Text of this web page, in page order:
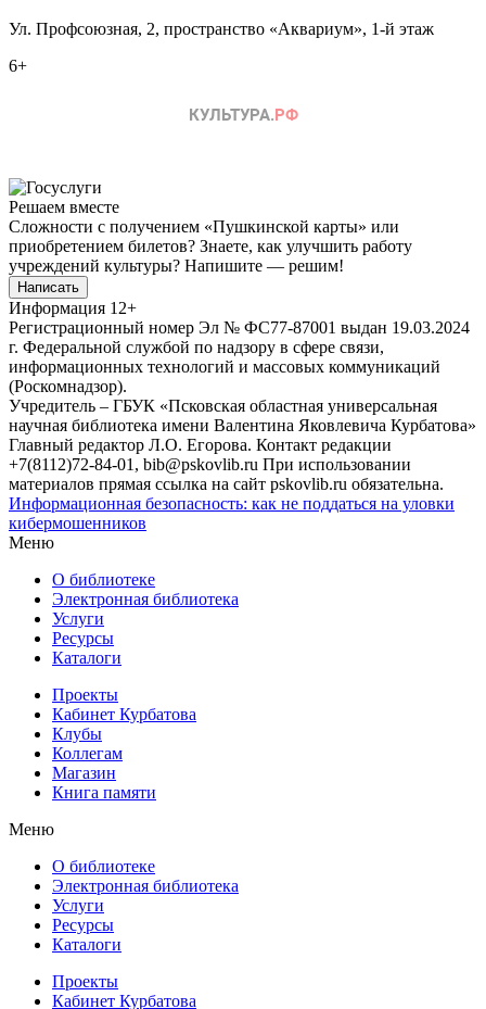
Ул. Профсоюзная, 2, пространство «Аквариум», 1-й этаж
6+
Решаем вместе
Сложности с получением «Пушкинской карты» или
приобретением билетов? Знаете, как улучшить работу
учреждений культуры? Напишите — решим!
Написать
Информация 12+
Регистрационный номер Эл № ФС77-87001 выдан 19.03.2024
г. Федеральной службой по надзору в сфере связи,
информационных технологий и массовых коммуникаций
(Роскомнадзор).
Учредитель – ГБУК «Псковская областная универсальная
научная библиотека имени Валентина Яковлевича Курбатова»
Главный редактор Л.О. Егорова. Контакт редакции
+7(8112)72-84-01, bib@pskovlib.ru При использовании
материалов прямая ссылка на сайт pskovlib.ru обязательна.
Информационная безопасность: как не поддаться на уловки
кибермошенников
Меню
О библиотеке
Электронная библиотека
Услуги
Ресурсы
Каталоги
Проекты
Кабинет Курбатова
Клубы
Коллегам
Магазин
Книга памяти
Меню
О библиотеке
Электронная библиотека
Услуги
Ресурсы
Каталоги
Проекты
Кабинет Курбатова